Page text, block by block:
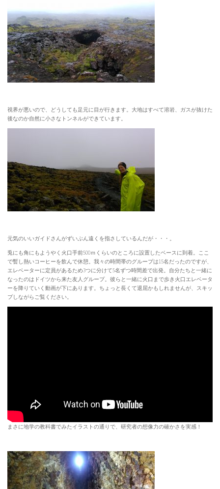
視界が悪いので、どうしても足元に目が行きます。大地はすべて溶岩、ガスが抜けた
後なのか自然に小さなトンネルができています。
元気のいいガイドさんがずいぶん遠くを指さしているんだが・・・。
兎にも角にもようやく火口手前500ｍくらいのところに設置したベースに到着。ここ
で暫し熱いコーヒーを飲んで休憩。我々の時間帯のグループは15名だったのですが、
エレベーターに定員があるため3つに分けて5名ずつ時間差で出発。自分たちと一緒に
なったのはドイツから来た友人グループ。彼らと一緒に火口まで歩き火口エレベータ
ーを降りていく動画が下にあります。ちょっと長くて退屈かもしれませんが、スキッ
プしながらご覧ください。
まさに地学の教科書でみたイラストの通りで、研究者の想像力の確かさを実感！